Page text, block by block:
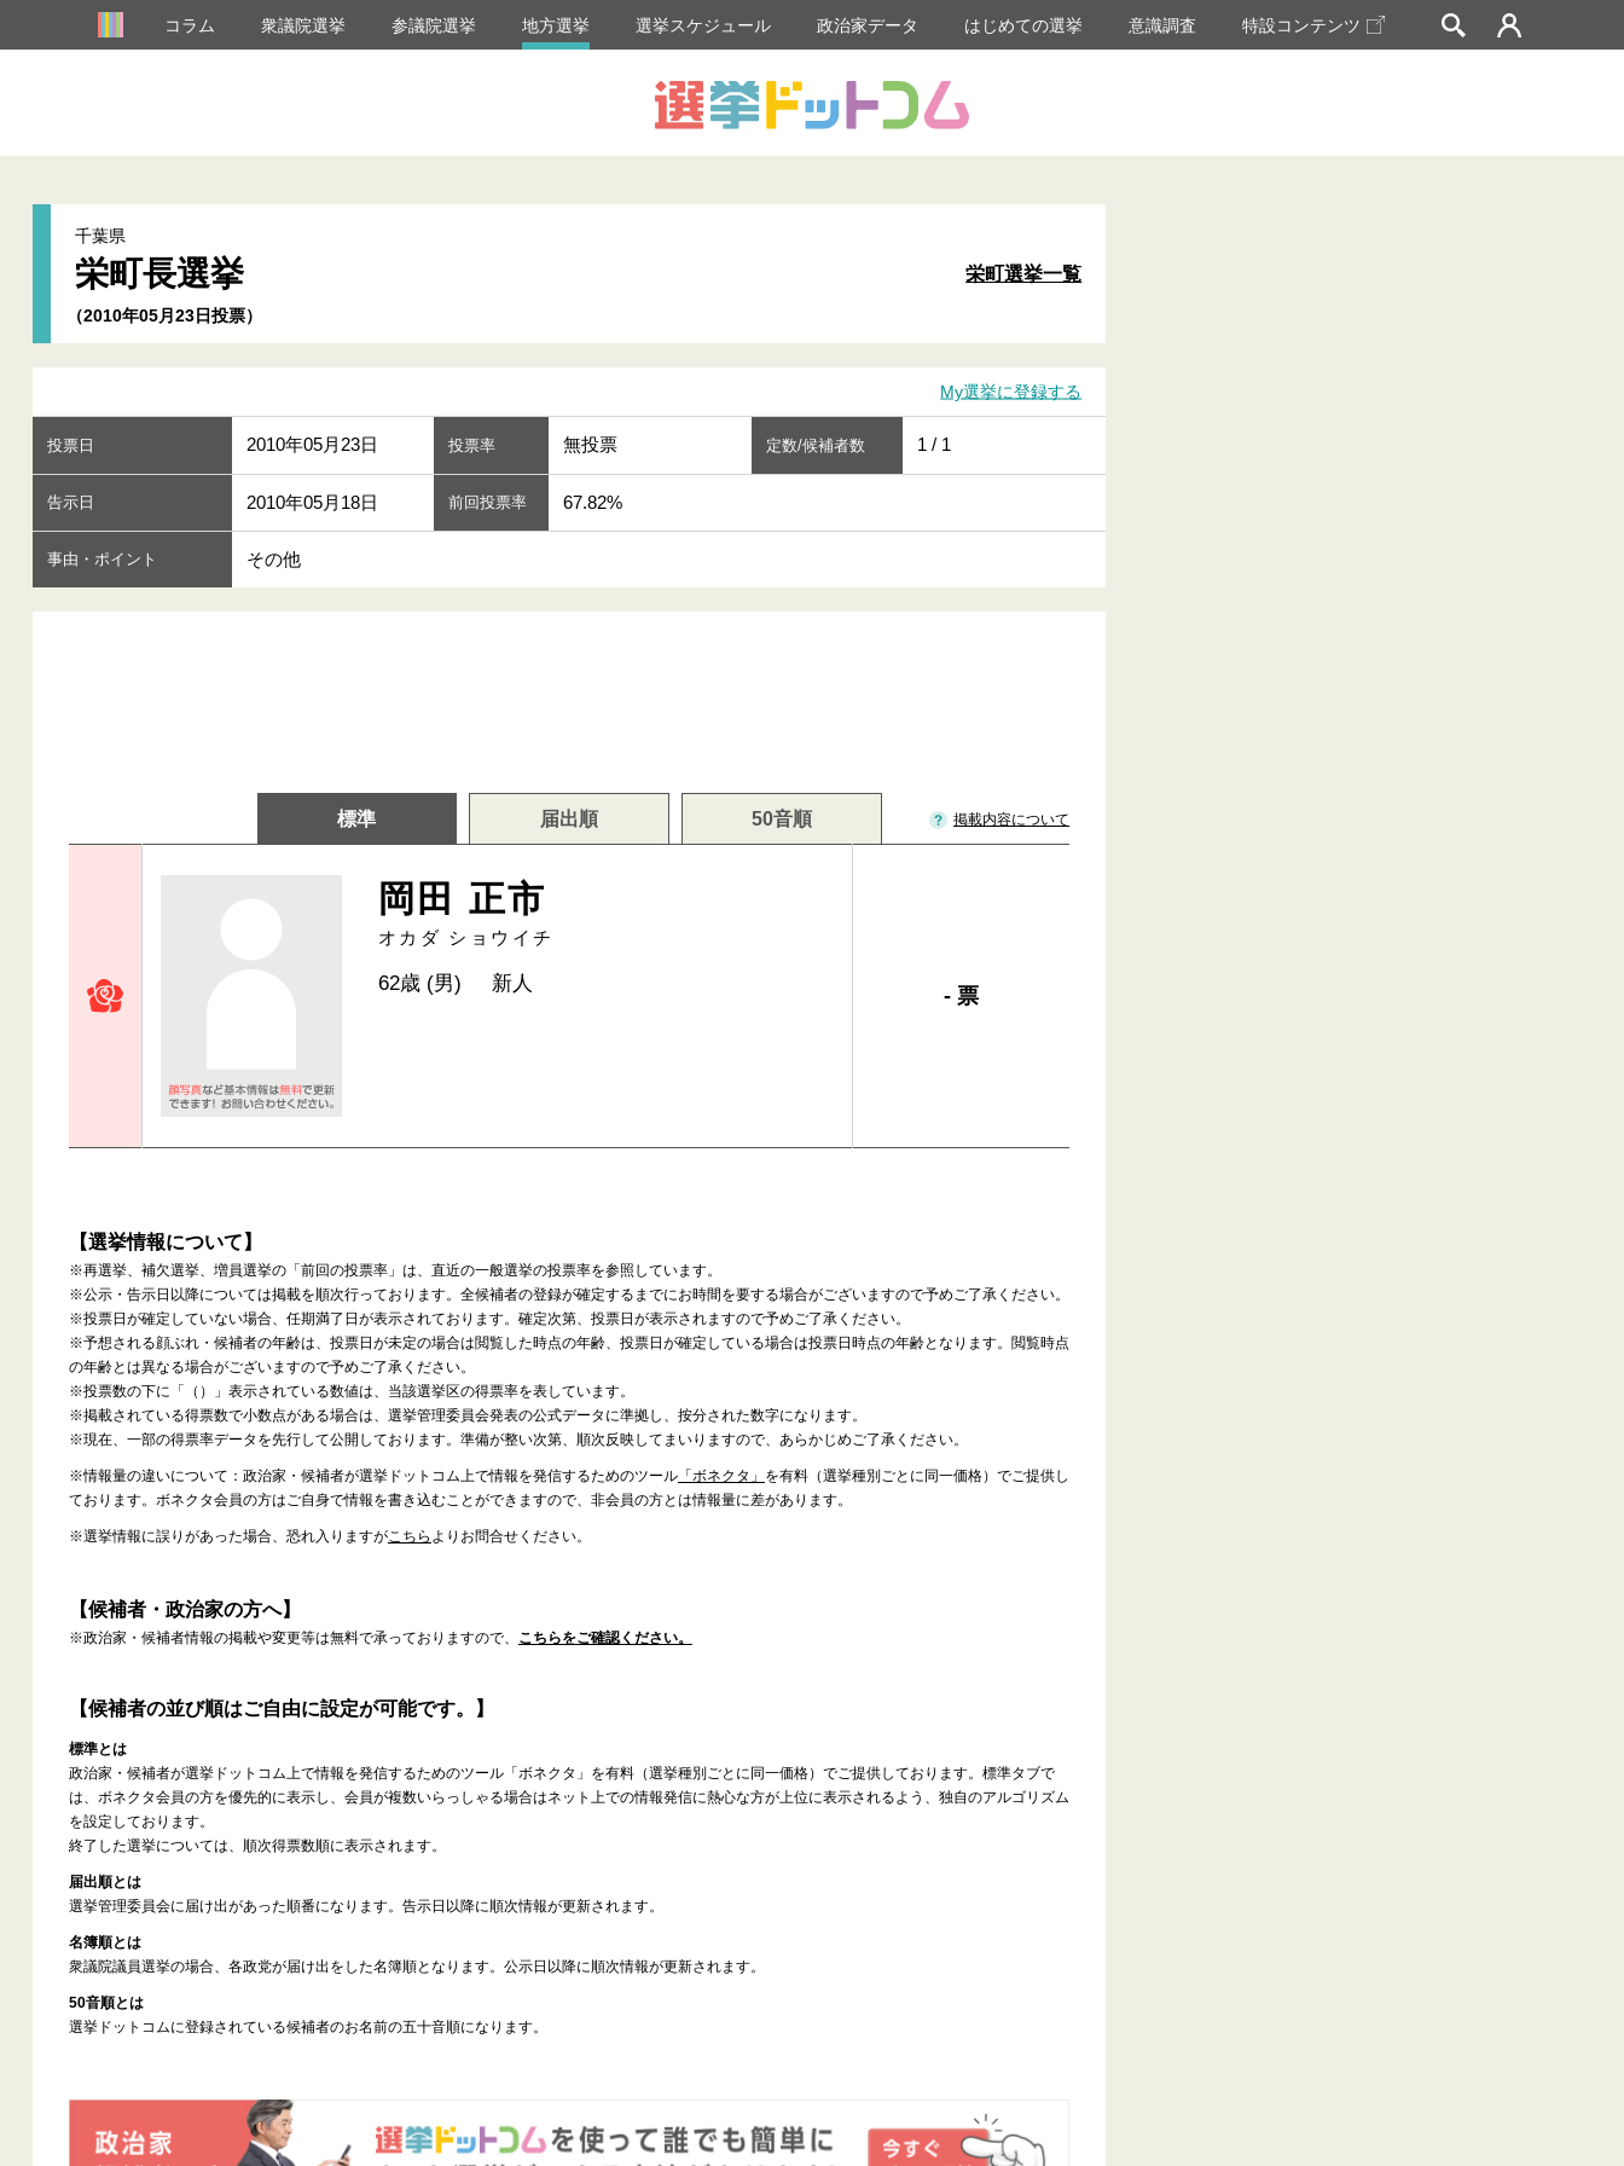
コラム 衆議院選挙 参議院選挙 地方選挙 選挙スケジュール 政治家データ はじめての選挙 意識調査 特設コンテンツ
千葉県
栄町長選挙
（2010年05月23日投票）
栄町選挙一覧
My選挙に登録する
投票日 2010年05月23日 投票率 無投票 定数/候補者数 1 / 1
告示日 2010年05月18日 前回投票率 67.82%
事由・ポイント その他
標準 届出順 50音順 掲載内容について
岡田 正市
オカダ ショウイチ
62歳 (男) 新人
- 票
【選挙情報について】
※再選挙、補欠選挙、増員選挙の「前回の投票率」は、直近の一般選挙の投票率を参照しています。
※公示・告示日以降については掲載を順次行っております。全候補者の登録が確定するまでにお時間を要する場合がございますので予めご了承ください。
※投票日が確定していない場合、任期満了日が表示されております。確定次第、投票日が表示されますので予めご了承ください。
※予想される顔ぶれ・候補者の年齢は、投票日が未定の場合は閲覧した時点の年齢、投票日が確定している場合は投票日時点の年齢となります。閲覧時点
の年齢とは異なる場合がございますので予めご了承ください。
※投票数の下に「（）」表示されている数値は、当該選挙区の得票率を表しています。
※掲載されている得票数で小数点がある場合は、選挙管理委員会発表の公式データに準拠し、按分された数字になります。
※現在、一部の得票率データを先行して公開しております。準備が整い次第、順次反映してまいりますので、あらかじめご了承ください。
※情報量の違いについて：政治家・候補者が選挙ドットコム上で情報を発信するためのツール「ボネクタ」 を有料（選挙種別ごとに同一価格）でご提供し
ております。ボネクタ会員の方はご自身で情報を書き込むことができますので、非会員の方とは情報量に差があります。
※選挙情報に誤りがあった場合、恐れ入りますがこちら よりお問合せください。
【候補者・政治家の方へ】
※政治家・候補者情報の掲載や変更等は無料で承っておりますので、 こちらをご確認ください。
【候補者の並び順はご自由に設定が可能です。】
標準とは
政治家・候補者が選挙ドットコム上で情報を発信するためのツール「ボネクタ」を有料（選挙種別ごとに同一価格）でご提供しております。標準タブで
は、ボネクタ会員の方を優先的に表示し、会員が複数いらっしゃる場合はネット上での情報発信に熱心な方が上位に表示されるよう、独自のアルゴリズム
を設定しております。
終了した選挙については、順次得票数順に表示されます。
届出順とは
選挙管理委員会に届け出があった順番になります。告示日以降に順次情報が更新されます。
名簿順とは
衆議院議員選挙の場合、各政党が届け出をした名簿順となります。公示日以降に順次情報が更新されます。
50音順とは
選挙ドットコムに登録されている候補者のお名前の五十音順になります。